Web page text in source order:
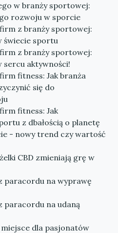
w branży sportowej:
rozwoju w sporcie
z branży sportowej:
świecie sportu
z branży sportowej:
aktywności!
fitness: Jak branża
się do
fitness: Jak
z dbałością o planetę
- nowy trend czy wartość
CBD zmieniają grę w
paracordu na wyprawę
paracordu na udaną
dla pasjonatów